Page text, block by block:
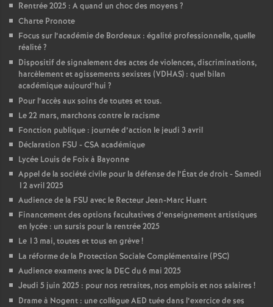
T
o
r
Rentrée 2025 : A quand un choc des moyens ?
Charte Pronote
Focus sur l’académie de Bordeaux : égalité professionnelle, quelle
réalité?
Dispositif de signalement des actes de violences, discriminations,
harcèlement et agissements sexistes (VDHAS) : quel bilan
académique aujourd’hui ?
Pour l’accès aux soins de toutes et tous.
Le 22 mars, marchons contre le racisme
Fonction publique : journée d’action le jeudi 3 avril
Déclaration FSU - CSA académique
Lycée Louis de Foix à Bayonne
Appel de la société civile pour la défense de l’État de droit - Samedi
12 avril 2025
Audience de la FSU avec le Recteur Jean-Marc Huart
Financement des options facultatives d’enseignement artistiques
en lycée : un sursis pour la rentrée 2025
Le 13 mai, toutes et tous en grève!
La réforme de la Protection Sociale Complémentaire (PSC)
Audience examens avec la DEC du 6 mai 2025
Jeudi 5 juin 2025 : pour nos retraites, nos emplois et nos salaires !
Drame à Nogent : une collègue AED tuée dans l’exercice de ses